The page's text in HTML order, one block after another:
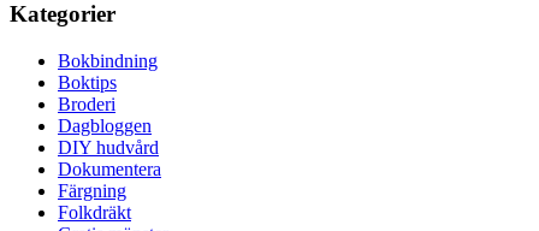
Kategorier
Bokbindning
Boktips
Broderi
Dagbloggen
DIY hudvård
Dokumentera
Färgning
Folkdräkt